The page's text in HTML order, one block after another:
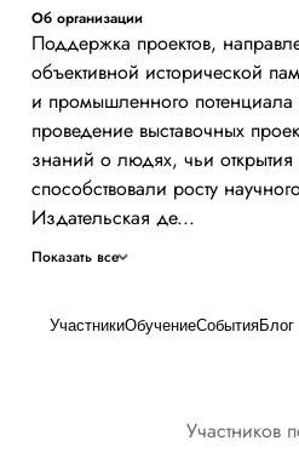
Об организации
Поддержка проектов,
объективной исторической
и промышленного потенциала
проведение выставочных
знаний о людях, чьи открытия
способствовали росту
Издательская де...
Показать все
УчастникиОбучениеСобытияБлог
Участников